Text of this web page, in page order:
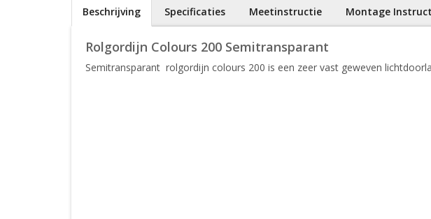
Beschrijving Specificaties Meetinstructie Montage
Rolgordijn Colours 200 Semitransparant
Semitransparant rolgordijn colours 200 is een zeer vast geweven